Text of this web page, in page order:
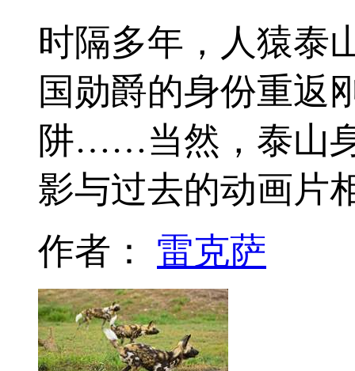
时隔多年，人猿泰
国勋爵的身份重返
阱……当然，泰山
影与过去的动画
作者： 雷克萨